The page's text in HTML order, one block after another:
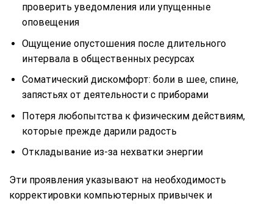
проверить уведомления или упущенные
оповещения
Ощущение опустошения после длительного
интервала в общественных ресурсах
Соматический дискомфорт: боли в шее, спине,
запястьях от деятельности с приборами
Потеря любопытства к физическим действиям,
которые прежде дарили радость
Откладывание из-за нехватки энергии
Эти проявления указывают на необходимость
корректировки компьютерных привычек и